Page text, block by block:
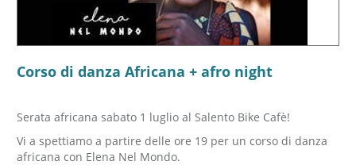
Corso di danza Africana + afro night
Serata africana sabato 1 luglio al Salento Bike Cafè!
Vi a spettiamo a partire delle ore 19 per un corso di danza
africana con Elena Nel Mondo.